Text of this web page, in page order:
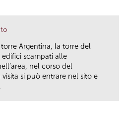
Argentina, la torre del
scampati alle
nel corso del
si può entrare nel sito e